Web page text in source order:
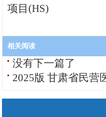
项目(HS)
相关阅读
没有下一篇了
2025版 甘肃省民营